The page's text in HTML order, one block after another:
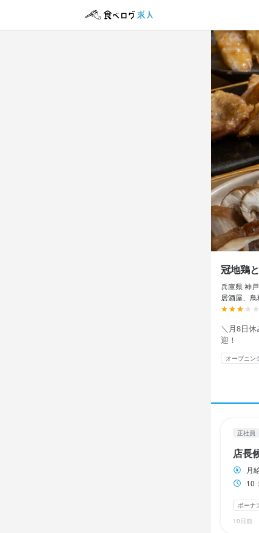
冠地鶏
兵庫県 神
居酒屋、
＼月8日
迎！
オープニン
正社員
店長
月
10
ボーナ
10日前
正社員 冠
店長
店
月給
試用期間
※経験・
賞与年3回
業績賞
交通費全
正社員 冠
ホー
ホ
月給
試用期間
※経験・
賞与年3回
業績賞
交通費全
正社員 冠
調理
調
月給
試用期間
※経験・
賞与年3回
業績賞
交通費全
アルバイト
ホー
ホ
時給
研修期間
勤
10：00
ランチタ
自由シフ
アルバイト
ホー
ホ
時給
研修期間
※22時
・時給
収入例※
・学校